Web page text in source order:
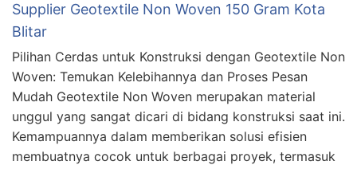
Supplier Geotextile Non Woven 150 Gram Kota
Blitar
Pilihan Cerdas untuk Konstruksi dengan Geotextile Non
Woven: Temukan Kelebihannya dan Proses Pesan
Mudah Geotextile Non Woven merupakan material
unggul yang sangat dicari di bidang konstruksi saat ini.
Kemampuannya dalam memberikan solusi efisien
membuatnya cocok untuk berbagai proyek, termasuk